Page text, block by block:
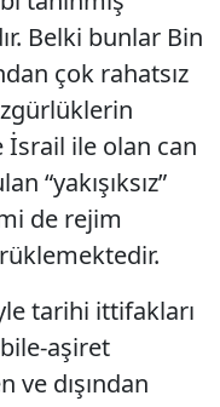
Belki bunlar Bin
çok rahatsız
İsrail ile olan can
“yakışıksız”
de rejim
tarihi ittifakları
aşiret
ve dışından